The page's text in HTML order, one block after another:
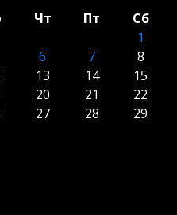
Чт Пт
Сб
1
6 7
8
13 14
15
20 21
22
27 28
29